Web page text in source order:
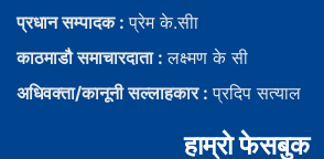
प्रधान सम्पादक :प्रेम के.सीा
काठमाडौ समाचारदाता :लक्ष्मण के सी
अधिवक्ता/कानूनी सल्लाहकार :प्रदिप सत्याल
हाम्राे फेसबुक